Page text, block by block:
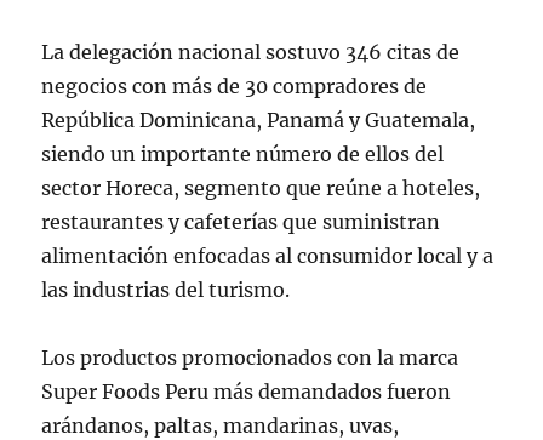
La delegación nacional sostuvo 346 citas de
negocios con más de 30 compradores de
República Dominicana, Panamá y Guatemala,
siendo un importante número de ellos del
sector Horeca, segmento que reúne a hoteles,
restaurantes y cafeterías que suministran
alimentación enfocadas al consumidor local y a
las industrias del turismo.
Los productos promocionados con la marca
Super Foods Peru más demandados fueron
arándanos, paltas, mandarinas, uvas,